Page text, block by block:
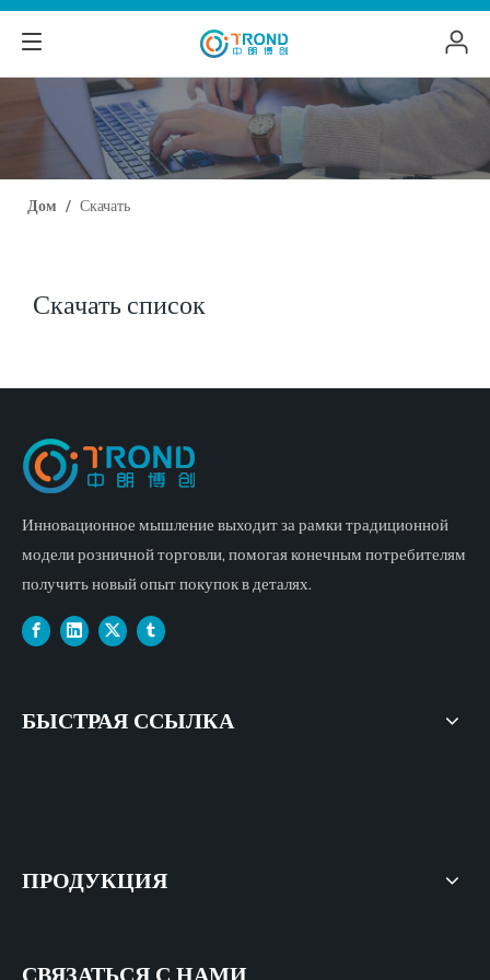
Дом / Скачать
Скачать список
Инновационное мышление выходит за рамки традиционной
модели розничной торговли, помогая конечным потребителям
получить новый опыт покупок в деталях.
БЫСТРАЯ ССЫЛКА
ПРОДУКЦИЯ